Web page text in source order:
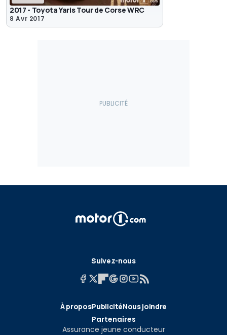
2017 - Toyota Yaris Tour de Corse WRC
8 Avr 2017
Suivez-nous
À proposPublicitéNous joindre
Partenaires
Assurance jeune conducteur